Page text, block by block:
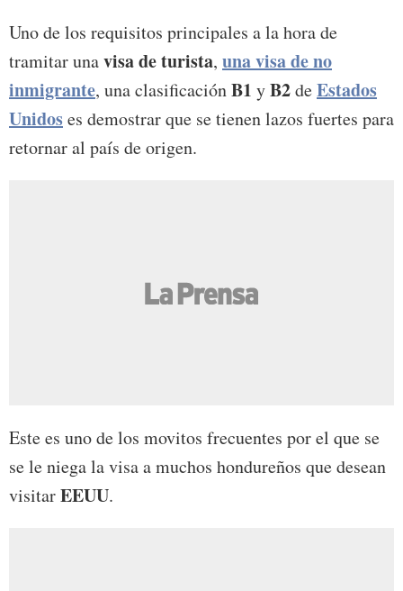
Uno de los requisitos principales a la hora de
tramitar unavisa de turista, una visa de no
inmigrante, una clasificaciónB1 yB2deEstados
Unidoses demostrar que se tienen lazos fuertes para
retornar al país de origen.
Este es uno de los movitos frecuentes por el que se
se le niega la visa a muchos hondureños que desean
visitarEEUU.